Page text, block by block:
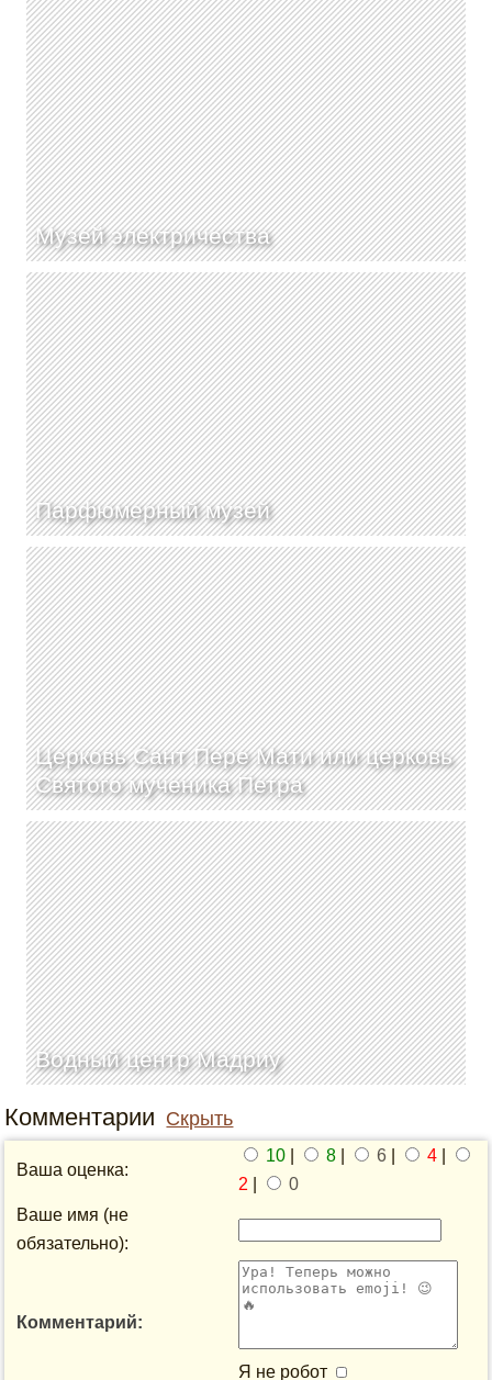
Музей электричества
Парфюмерный музей
Церковь Сант Пере Мати или церковь
Святого мученика Петра
Водный центр Мадриу
Комментарии Скрыть
Ваша оценка:
10 8 6 4
2
0
Ваше имя (не
обязательно):
Комментарий:
Я не робот